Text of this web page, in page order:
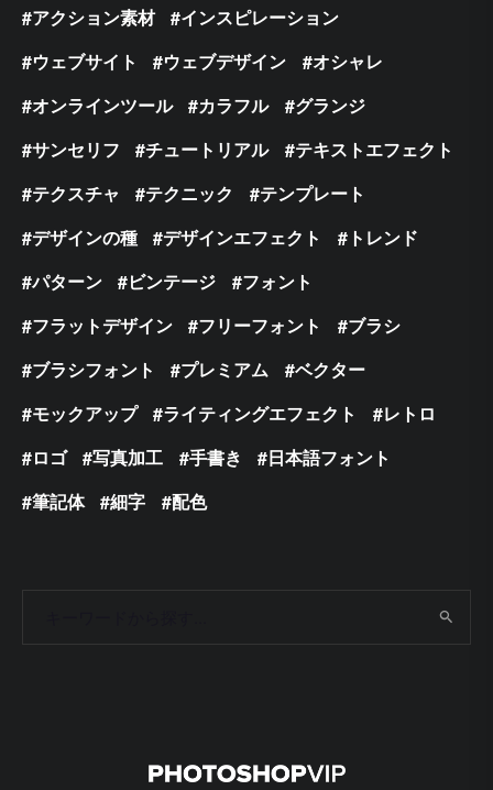
アクション素材
インスピレーション
ウェブサイト
ウェブデザイン
オシャレ
オンラインツール
カラフル
グランジ
サンセリフ
チュートリアル
テキストエフェクト
テクスチャ
テクニック
テンプレート
デザインの種
デザインエフェクト
トレンド
パターン
ビンテージ
フォント
フラットデザイン
フリーフォント
ブラシ
ブラシフォント
プレミアム
ベクター
モックアップ
ライティングエフェクト
レトロ
ロゴ
写真加工 手書き
日本語フォント
筆記体
細字 配色